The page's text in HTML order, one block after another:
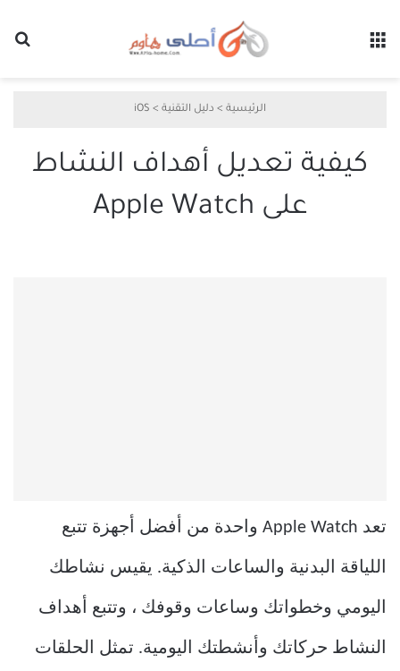
الرئيسية > دليل التقنية >
iOS
كيفية تعديل أهداف النشاط
على Apple Watch
تعد Apple Watch واحدة من أفضل أجهزة تتبع
اللياقة البدنية والساعات الذكية. يقيس نشاطك
اليومي وخطواتك وساعات وقوفك ، وتتبع أهداف
النشاط حركاتك وأنشطتك اليومية. تمثل الحلقات